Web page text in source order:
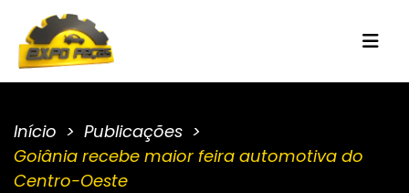
Início
Publicações
Goiânia recebe maior feira automotiva do
Centro-Oeste